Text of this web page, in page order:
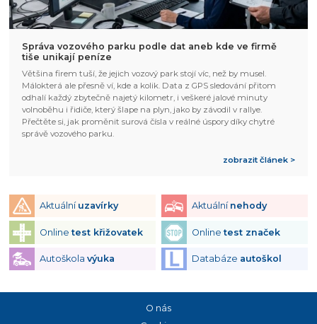
Správa vozového parku podle dat aneb kde ve firmě
tiše unikají peníze
Většina firem tuší, že jejich vozový park stojí víc, než by musel.
Málokterá ale přesně ví, kde a kolik. Data z GPS sledování přitom
odhalí každý zbytečně najetý kilometr, i veškeré jalové minuty
volnoběhu i řidiče, který šlape na plyn, jako by závodil v rallye.
Přečtěte si, jak proměnit surová čísla v reálné úspory díky chytré
správě vozového parku.
zobrazit článek >
Aktuální uzavírky Aktuální nehody
Onlinetest křižovatek Onlinetest značek
Autoškola výuka Databáze autoškol
O nás